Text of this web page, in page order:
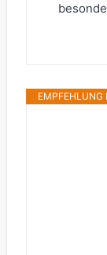
EMPFEHLUNG